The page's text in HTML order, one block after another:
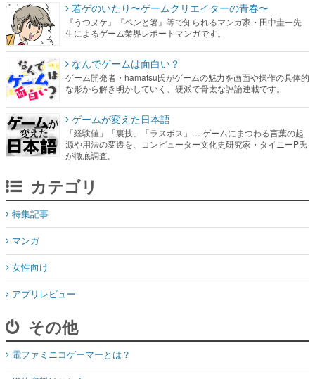
若ゲのいたり〜ゲームクリエイターの青春〜
『うつヌケ』『ペンと箸』等で知られるマンガ家・田中圭一先
生によるゲーム業界レポートマンガです。
なんでゲームは面白い？
ゲーム開発者・hamatsu氏がゲームの魅力を画面や操作の具体的
な形から解き明かしていく、硬派で骨太な評論連載です。
ゲームが変えた日本語
「経験値」「裏技」「ラスボス」… ゲームにまつわる言葉の起
源や用法の変遷を、コンピューター文化史研究家・タイニーP氏
が徹底調査。
カテゴリ
特集記事
マンガ
女性向け
アプリレビュー
その他
電ファミニコゲーマーとは？